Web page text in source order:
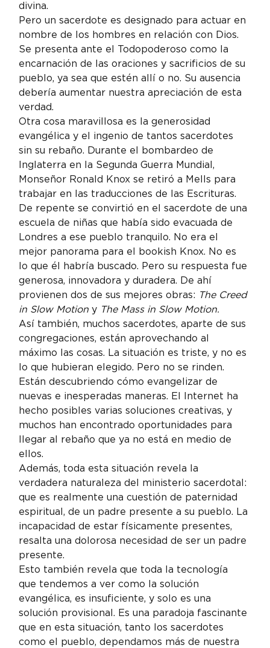
divina.
Pero un sacerdote es designado para actuar en
nombre de los hombres en relación con Dios.
Se presenta ante el Todopoderoso como la
encarnación de las oraciones y sacrificios de su
pueblo, ya sea que estén allí o no. Su ausencia
debería aumentar nuestra apreciación de esta
verdad.
Otra cosa maravillosa es la generosidad
evangélica y el ingenio de tantos sacerdotes
sin su rebaño. Durante el bombardeo de
Inglaterra en la Segunda Guerra Mundial,
Monseñor Ronald Knox se retiró a Mells para
trabajar en las traducciones de las Escrituras.
De repente se convirtió en el sacerdote de una
escuela de niñas que había sido evacuada de
Londres a ese pueblo tranquilo. No era el
mejor panorama para el bookish Knox. No es
lo que él habría buscado. Pero su respuesta fue
generosa, innovadora y duradera. De ahí
provienen dos de sus mejores obras: The Creed
in Slow Motion y The Mass in Slow Motion.
Así también, muchos sacerdotes, aparte de sus
congregaciones, están aprovechando al
máximo las cosas. La situación es triste, y no es
lo que hubieran elegido. Pero no se rinden.
Están descubriendo cómo evangelizar de
nuevas e inesperadas maneras. El Internet ha
hecho posibles varias soluciones creativas, y
muchos han encontrado oportunidades para
llegar al rebaño que ya no está en medio de
ellos.
Además, toda esta situación revela la
verdadera naturaleza del ministerio sacerdotal:
que es realmente una cuestión de paternidad
espiritual, de un padre presente a su pueblo. La
incapacidad de estar físicamente presentes,
resalta una dolorosa necesidad de ser un padre
presente.
Esto también revela que toda la tecnología
que tendemos a ver como la solución
evangélica, es insuficiente, y solo es una
solución provisional. Es una paradoja fascinante
que en esta situación, tanto los sacerdotes
como el pueblo, dependamos más de nuestra